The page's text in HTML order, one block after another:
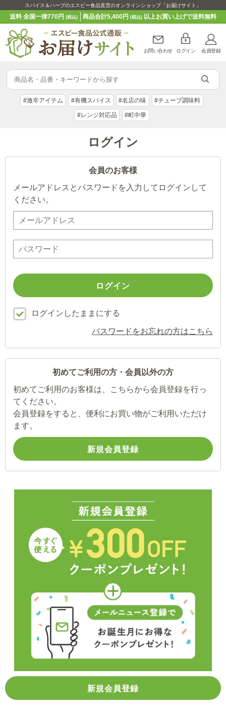
スパイス＆ハーブのエスビー食品直営のオンラインショップ「お届けサイト」
送料 全国一律770円(税込) 商品合計5,400円 (税込)以上お買い上げで送料無料
お問い合わせ ログイン 会員登録
#激辛アイテム #有機スパイス #名店の味 #チューブ調味料
#レンジ対応品 #町中華
ログイン
会員のお客様
メールアドレスとパスワードを入力してログインして
ください。
ログインしたままにする
パスワードをお忘れの方はこちら
初めてご利用の方・会員以外の方
初めてご利用のお客様は、こちらから会員登録を行っ
てください。
会員登録をすると、便利にお買い物がご利用いただけ
ます。